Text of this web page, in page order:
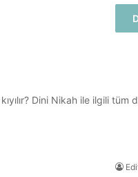
Dini Nikah ile ilgili tüm